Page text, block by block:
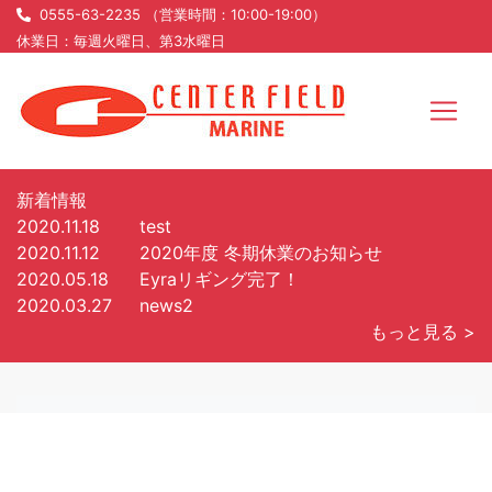
0555-63-2235 （営業時間：10:00-19:00）
休業日：毎週火曜日、第3水曜日
新着情報
2020.11.18
test
2020.11.12
2020年度 冬期休業のお知らせ
2020.05.18
Eyraリギング完了！
2020.03.27
news2
もっと見る >